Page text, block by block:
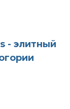
- элитный